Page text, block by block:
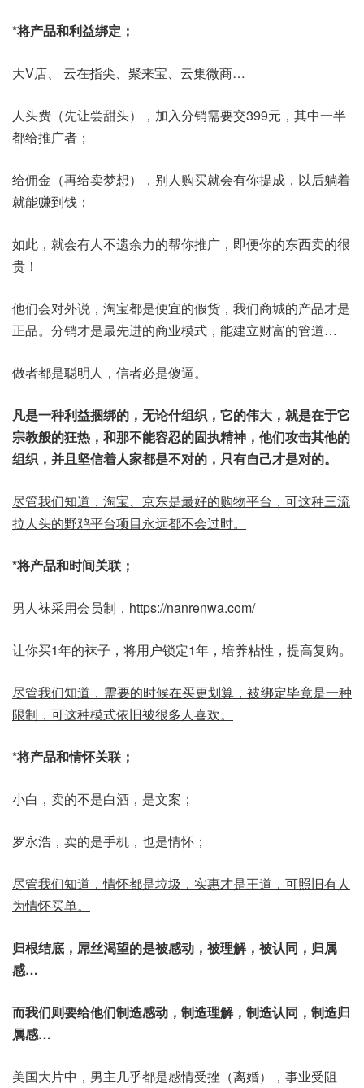
*将产品和利益绑定；
大V店、 云在指尖、聚来宝、云集微商…
人头费（先让尝甜头），加入分销需要交399元，其中一半
都给推广者；
给佣金（再给卖梦想），别人购买就会有你提成，以后躺着
就能赚到钱；
如此，就会有人不遗余力的帮你推广，即便你的东西卖的很
贵！
他们会对外说，淘宝都是便宜的假货，我们商城的产品才是
正品。分销才是最先进的商业模式，能建立财富的管道…
做者都是聪明人，信者必是傻逼。
凡是一种利益捆绑的，无论什组织，它的伟大，就是在于它
宗教般的狂热，和那不能容忍的固执精神，他们攻击其他的
组织，并且坚信着人家都是不对的，只有自己才是对的。
尽管我们知道，淘宝、京东是最好的购物平台，可这种三流
拉人头的野鸡平台项目永远都不会过时。
*将产品和时间关联；
男人袜采用会员制，https://nanrenwa.com/
让你买1年的袜子，将用户锁定1年，培养粘性，提高复购。
尽管我们知道，需要的时候在买更划算，被绑定毕竟是一种
限制，可这种模式依旧被很多人喜欢。
*将产品和情怀关联；
小白，卖的不是白酒，是文案；
罗永浩，卖的是手机，也是情怀；
尽管我们知道，情怀都是垃圾，实惠才是王道，可照旧有人
为情怀买单。
归根结底，屌丝渴望的是被感动，被理解，被认同，归属
感…
而我们则要给他们制造感动，制造理解，制造认同，制造归
属感…
美国大片中，男主几乎都是感情受挫（离婚），事业受阻